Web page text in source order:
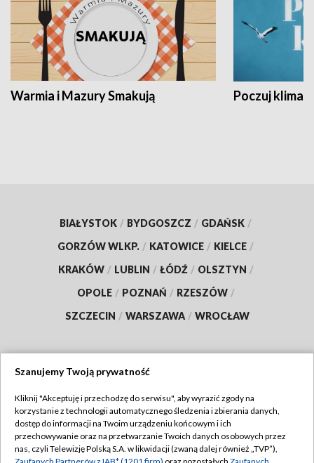
Warmia i Mazury Smakują Poczuj klimat
BIAŁYSTOK / BYDGOSZCZ / GDAŃSK /
GORZÓW WLKP. / KATOWICE / KIELCE /
KRAKÓW / LUBLIN / ŁÓDŹ / OLSZTYN /
OPOLE / POZNAŃ / RZESZÓW /
SZCZECIN / WARSZAWA / WROCŁAW
TVP
Abonament TVP
Emisja w TVP
Regulamin TVP
Szanujemy Twoją prywatność
Kliknij "Akceptuję i przechodzę do serwisu", aby wyrazić zgody na
korzystanie z technologii automatycznego śledzenia i zbierania danych,
dostęp do informacji na Twoim urządzeniu końcowym i ich
przechowywanie oraz na przetwarzanie Twoich danych osobowych przez
nas, czyli Telewizję Polską S.A. w likwidacji (zwaną dalej również „TVP”),